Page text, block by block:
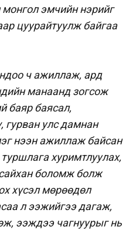
монгол эмчийн нэрийг
цуурайтуулж байгаа
ч ажиллаж, ард
манаанд зогсож
баяр баясал,
гурван улс дамнан
нээн ажиллаж байсан
хуримтлуулах,
боломж болж
хүсэл мөрөөдөл
л ээжийгээ дагаж,
ээждээ чагнуурыг нь